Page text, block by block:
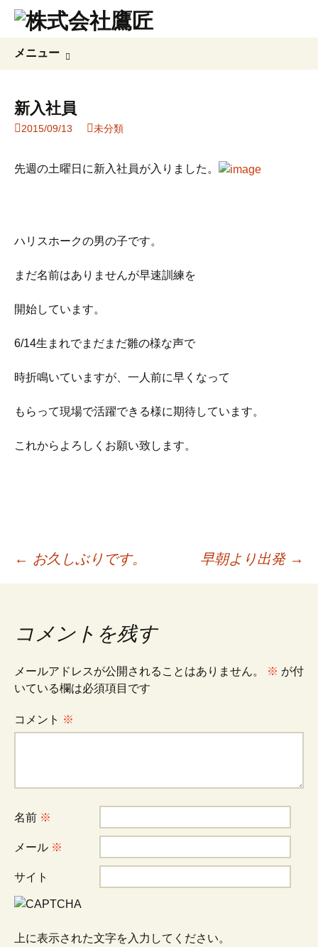
メニュー
ツ
へ
キ
新入社員
2015/09/13 未分類
先週の土曜日に新入社員が入りました。
ハリスホークの男の子です。
まだ名前はありませんが早速訓練を
開始しています。
6/14生まれでまだまだ雛の様な声で
時折鳴いていますが、一人前に早くなって
もらって現場で活躍できる様に期待しています。
これからよろしくお願い致します。
投
ナ
ビ
ゲ
ー
シ
ョ
ン
← お久しぶりです。 早朝より出発 →
コメントを残す
メールアドレスが公開されることはありません。 ※ が付
いている欄は必須項目です
コメント ※
名前 ※
メール ※
サイト
上に表示された文字を入力してください。